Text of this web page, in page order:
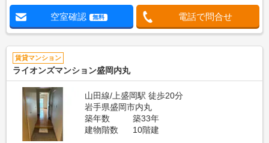
空室確認 無料 電話で問合せ
賃貸マンション
ライオンズマンション盛岡内丸
山田線/上盛岡駅 徒歩20分
岩手県盛岡市内丸
築年数
築33年
建物階数
10階建